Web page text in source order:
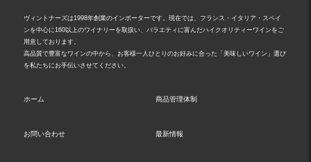
ヴィントナーズは1998年創業のインポーターです。現在では、フランス・イタリア・スペイ
ンを中心に160以上のワイナリーを取扱い、バラエティに富んだハイクオリティーワインをご
用意しております。
高品質で豊富なワインの中から、お客様一人ひとりのお好みに合った「美味しいワイン」選び
を私たちにお手伝いさせてください。
ホーム 商品管理体制
お問い合わせ 最新情報